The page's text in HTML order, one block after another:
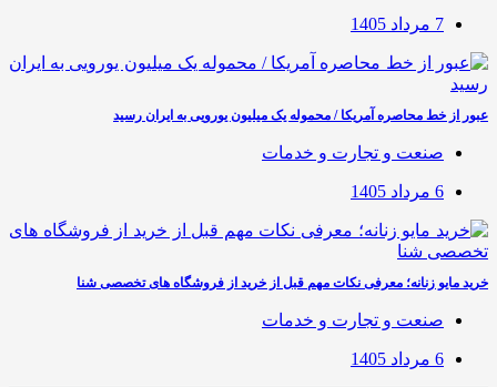
7 مرداد 1405
عبور از خط محاصره آمریکا / محموله یک میلیون یورویی به ایران رسید
صنعت و تجارت و خدمات
6 مرداد 1405
خرید مایو زنانه؛ معرفی نکات مهم قبل از خرید از فروشگاه های تخصصی شنا
صنعت و تجارت و خدمات
6 مرداد 1405